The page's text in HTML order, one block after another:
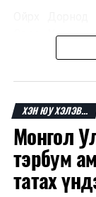
Орос,
үнийн өсөлт
дахин өсөж,
авах
Иймд
татварыг
танилцуулсан
ХЭН ЮУ ХЭЛЭВ...
Монгол
тэрбум
татах